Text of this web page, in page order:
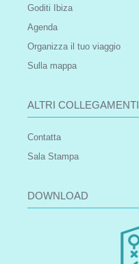
Goditi Ibiza
Agenda
Organizza il tuo viaggio
Sulla mappa
ALTRI COLLEGAMENTI
Contatta
Sala Stampa
DOWNLOAD